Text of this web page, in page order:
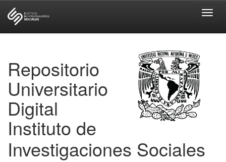
Repositorio
Universitario
Digital
Instituto de
Investigaciones Sociales